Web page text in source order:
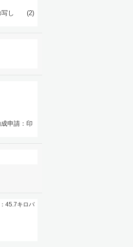
の写し (2)
申請：印
：45.7キロバ